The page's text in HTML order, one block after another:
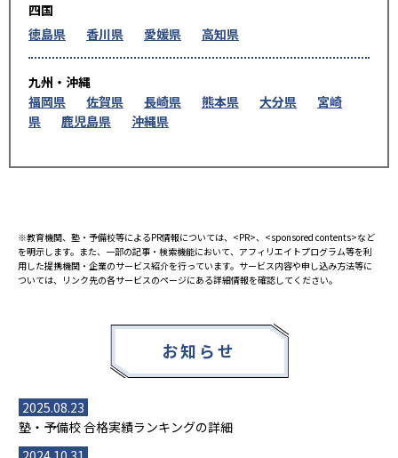
四国
徳島県
香川県 愛媛県 高知県
九州・沖縄
福岡県
佐賀県 長崎県 熊本県 大分県
宮崎
県
鹿児島県 沖縄県
※教育機関、塾・予備校等によるPR情報については、<PR>、<sponsored contents>など
を明示します。また、一部の記事・検索機能において、アフィリエイトプログラム等を利
用した提携機関・企業のサービス紹介を行っています。サービス内容や申し込み方法等に
ついては、リンク先の各サービスのページにある詳細情報を確認してください。
お知らせ
2025.08.23
塾・予備校 合格実績ランキングの詳細